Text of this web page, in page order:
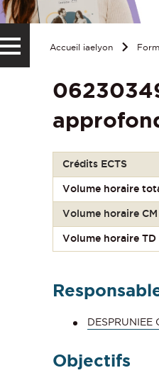
Accueil iaelyon
Crédits ECTS
Volume horaire
Volume horaire CM
Volume horaire TD
Objectifs